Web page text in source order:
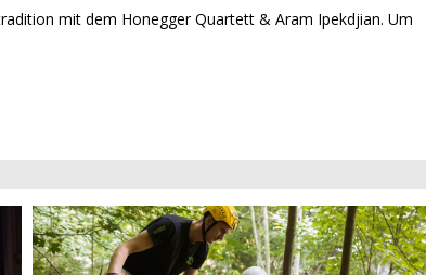
mit dem Honegger Quartett & Aram Ipekdjian. Um